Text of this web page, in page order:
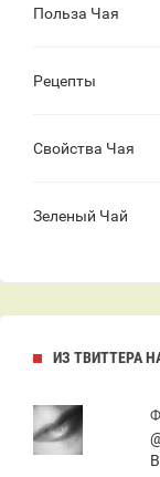
Польза Чая
Рецепты
Свойства Чая
Зеленый Чай
ИЗ ТВИТТЕРА